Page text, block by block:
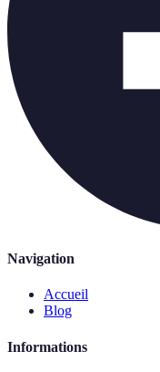
Navigation
Accueil
Blog
Informations